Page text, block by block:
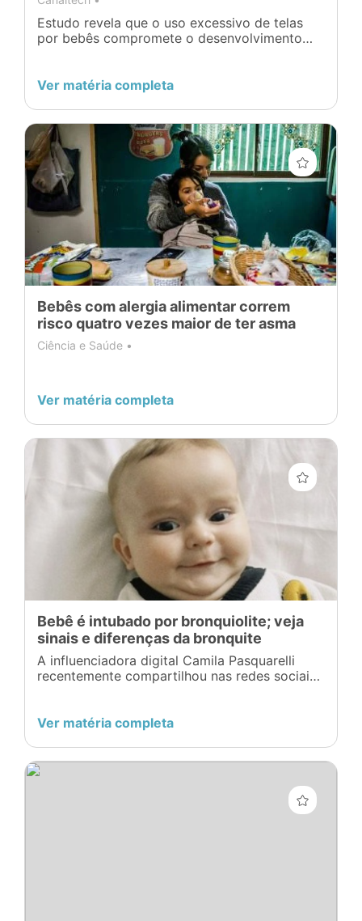
Estudo revela que o uso excessivo de telas
por bebês compromete o desenvolvimento
Ver matéria completa
Bebês com alergia alimentar correm
risco quatro vezes maior de ter asma
Ciência e Saúde •
Ver matéria completa
Bebê é intubado por bronquiolite; veja
sinais e diferenças da bronquite
A influenciadora digital Camila Pasquarelli
recentemente compartilhou nas redes sociais
com bronquiolite. O quadro se agravou
Ver matéria completa